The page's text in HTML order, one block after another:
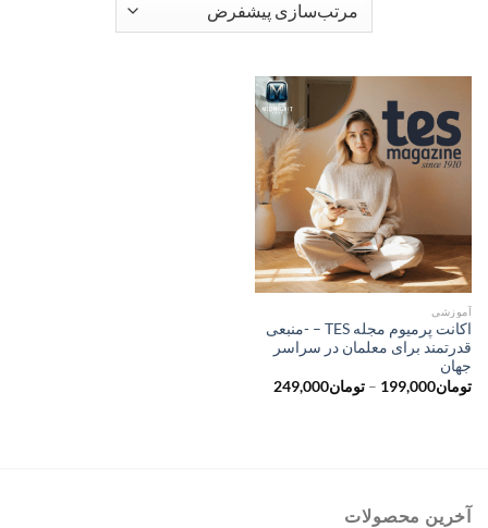
آموزشی
اکانت پرمیوم مجله TES – -منبعی
قدرتمند برای معلمان در سراسر
جهان
تومان199,000
– تومان249,000محدوده
آخرین محصولات